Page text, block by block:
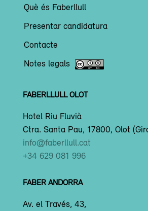
Què és Faberllull
Presentar candidatura
Contacte
Notes legals
FABERLLULL OLOT
Hotel Riu Fluvià
Ctra. Santa Pau, 17800, Olot
info@faberllull.cat
+34 629 081 996
FABER ANDORRA
Av. el Través, 43,